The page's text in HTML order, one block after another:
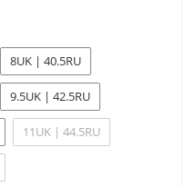
8UK | 40.5RU
9.5UK | 42.5RU
11UK | 44.5RU